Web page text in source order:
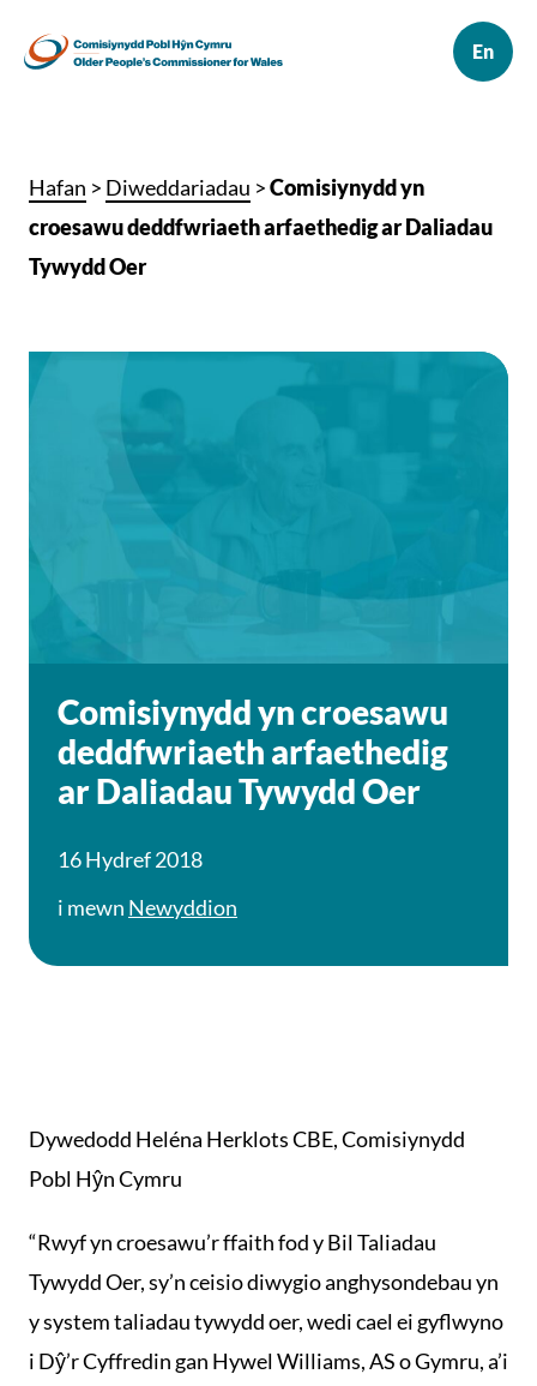
Hafan > Diweddariadau >Comisiynydd yn
croesawu deddfwriaeth arfaethedig ar Daliadau
Tywydd Oer
Comisiynydd yn croesawu
deddfwriaeth arfaethedig
ar Daliadau Tywydd Oer
16 Hydref 2018
i mewn Newyddion
Dywedodd Heléna Herklots CBE, Comisiynydd
Pobl Hŷn Cymru
“Rwyf yn croesawu’r ffaith fod y Bil Taliadau
Tywydd Oer, sy’n ceisio diwygio anghysondebau yn
y system taliadau tywydd oer, wedi cael ei gyflwyno
i Dŷ’r Cyffredin gan Hywel Williams, AS o Gymru, a’i